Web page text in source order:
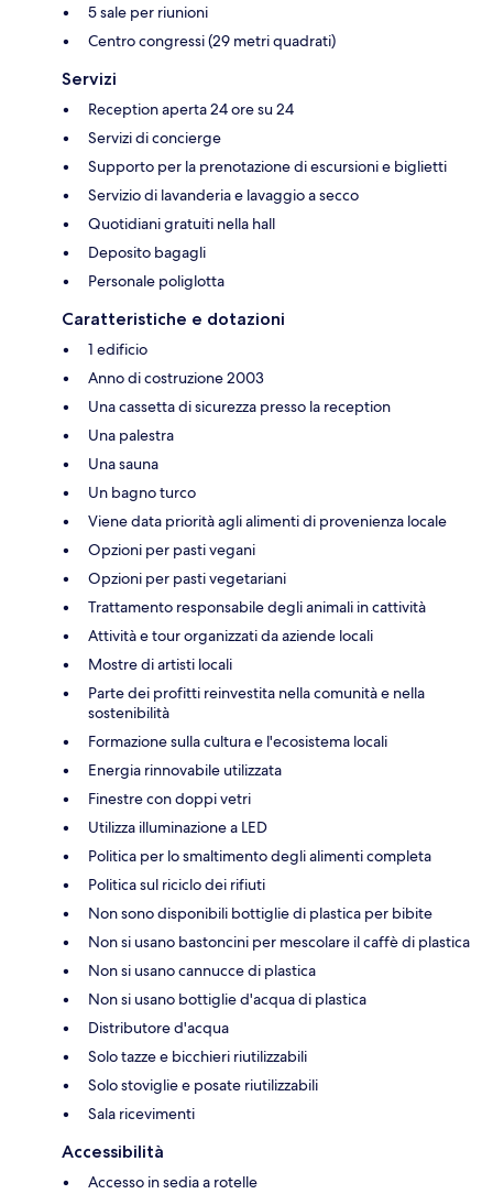
5 sale per riunioni
Centro congressi (29 metri quadrati)
Servizi
Reception aperta 24 ore su 24
Servizi di concierge
Supporto per la prenotazione di escursioni e biglietti
Servizio di lavanderia e lavaggio a secco
Quotidiani gratuiti nella hall
Deposito bagagli
Personale poliglotta
Caratteristiche e dotazioni
1 edificio
Anno di costruzione 2003
Una cassetta di sicurezza presso la reception
Una palestra
Una sauna
Un bagno turco
Viene data priorità agli alimenti di provenienza locale
Opzioni per pasti vegani
Opzioni per pasti vegetariani
Trattamento responsabile degli animali in cattività
Attività e tour organizzati da aziende locali
Mostre di artisti locali
Parte dei profitti reinvestita nella comunità e nella
sostenibilità
Formazione sulla cultura e l'ecosistema locali
Energia rinnovabile utilizzata
Finestre con doppi vetri
Utilizza illuminazione a LED
Politica per lo smaltimento degli alimenti completa
Politica sul riciclo dei rifiuti
Non sono disponibili bottiglie di plastica per bibite
Non si usano bastoncini per mescolare il caffè di plastica
Non si usano cannucce di plastica
Non si usano bottiglie d'acqua di plastica
Distributore d'acqua
Solo tazze e bicchieri riutilizzabili
Solo stoviglie e posate riutilizzabili
Sala ricevimenti
Accessibilità
Accesso in sedia a rotelle